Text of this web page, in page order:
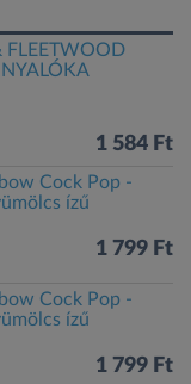
FLEETWOOD
1 584 Ft
Cock Pop -
ízű
1 799 Ft
Cock Pop -
ízű
1 799 Ft